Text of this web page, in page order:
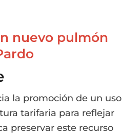
nuevo pulmón
la promoción de un uso
tarifaria para reflejar
preservar este recurso